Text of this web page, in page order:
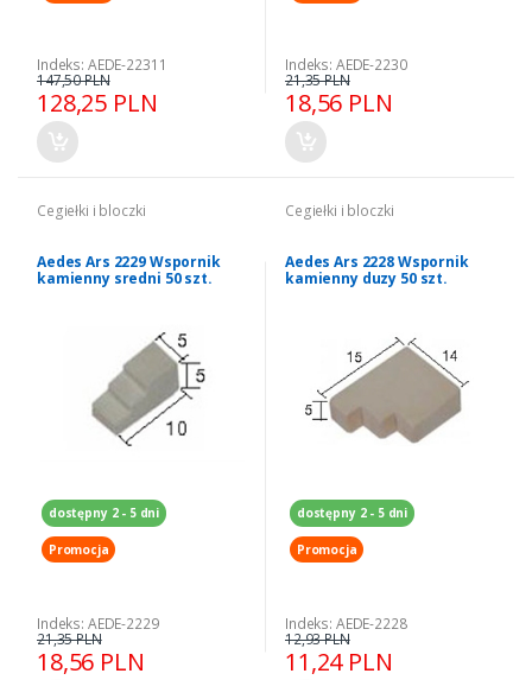
Indeks: AEDE-22311
128,25 PLN
147,50 PLN
Indeks: AEDE-2230
18,56 PLN
21,35 PLN
Cegiełki i bloczki
Aedes Ars 2229 Wspornik
kamienny sredni 50 szt.
dostępny 2 - 5 dni
Promocja
Indeks: AEDE-2229
18,56 PLN
21,35 PLN
Cegiełki i bloczki
Aedes Ars 2228 Wspornik
kamienny duzy 50 szt.
dostępny 2 - 5 dni
Promocja
Indeks: AEDE-2228
11,24 PLN
12,93 PLN